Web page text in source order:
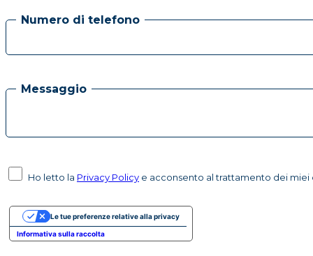
Numero di telefono
Messaggio
Ho letto la Privacy Policy e acconsento al trattamento dei miei
Informativa sulla raccolta
Le tue preferenze relative alla privacy